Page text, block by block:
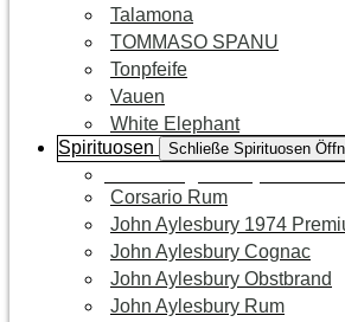
Talamona
TOMMASO SPANU
Tonpfeife
Vauen
White Elephant
Spirituosen
Schließe Spirituosen
Corsario Rum
John Aylesbury 1974
John Aylesbury Cognac
John Aylesbury Obstbrand
John Aylesbury Rum